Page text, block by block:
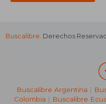
Buscalibre. Derechos
Buscalibre Argentina |
Colombia | Buscalibre